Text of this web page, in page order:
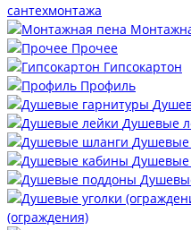
сантехмонтажа
Прочее
Гипсокартон
Профиль
Душевые
Душевые
Душевые
(ограждения)